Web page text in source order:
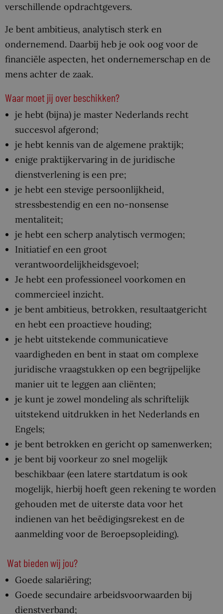
verschillende opdrachtgevers.
Je bent ambitieus, analytisch sterk en
ondernemend. Daarbij heb je ook oog voor de
financiële aspecten, het ondernemerschap en de
mens achter de zaak.
Waar moet jij over beschikken?
je hebt (bijna) je master Nederlands recht
succesvol afgerond;
je hebt kennis van de algemene praktijk;
enige praktijkervaring in de juridische
dienstverlening is een pre;
je hebt een stevige persoonlijkheid,
stressbestendig en een no-nonsense
mentaliteit;
je hebt een scherp analytisch vermogen;
Initiatief en een groot
verantwoordelijkheidsgevoel;
Je hebt een professioneel voorkomen en
commercieel inzicht.
je bent ambitieus, betrokken, resultaatgericht
en hebt een proactieve houding;
je hebt uitstekende communicatieve
vaardigheden en bent in staat om complexe
juridische vraagstukken op een begrijpelijke
manier uit te leggen aan cliënten;
je kunt je zowel mondeling als schriftelijk
uitstekend uitdrukken in het Nederlands en
Engels;
je bent betrokken en gericht op samenwerken;
je bent bij voorkeur zo snel mogelijk
beschikbaar (een latere startdatum is ook
mogelijk, hierbij hoeft geen rekening te worden
gehouden met de uiterste data voor het
indienen van het beëdigingsrekest en de
aanmelding voor de Beroepsopleiding).
Wat bieden wij jou?
Goede salariëring;
Goede secundaire arbeidsvoorwaarden bij
dienstverband;